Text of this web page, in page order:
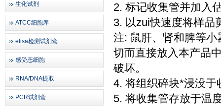
生化试剂
ATCC细胞库
elisa检测试剂盒
感受态细胞
RNA/DNA提取
PCR试剂盒
2. 标记收集管并加入
3. 以zui快速度将样品
注: 鼠肝、肾和脾等
切而直接放入本产品
破坏。
4. 将组织碎块*浸没于
5. 将收集管存放于温